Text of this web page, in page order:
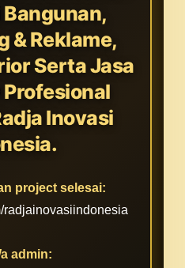
& Reklame,
Serta Jasa
Profesional
Inovasi
project selesai:
radjainovasiindonesia
admin: